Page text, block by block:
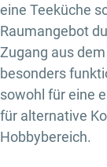
eine Teeküche
Raumangebot
Zugang aus
besonders
sowohl für eine
für alternative
Hobbybereich.